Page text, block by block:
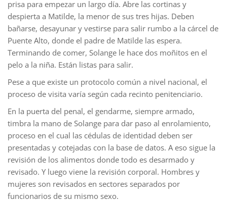
prisa para empezar un largo día. Abre las cortinas y
despierta a Matilde, la menor de sus tres hijas. Deben
bañarse, desayunar y vestirse para salir rumbo a la cárcel de
Puente Alto, donde el padre de Matilde las espera.
Terminando de comer, Solange le hace dos moñitos en el
pelo a la niña. Están listas para salir.
Pese a que existe un protocolo común a nivel nacional, el
proceso de visita varía según cada recinto penitenciario.
En la puerta del penal, el gendarme, siempre armado,
timbra la mano de Solange para dar paso al enrolamiento,
proceso en el cual las cédulas de identidad deben ser
presentadas y cotejadas con la base de datos. A eso sigue la
revisión de los alimentos donde todo es desarmado y
revisado. Y luego viene la revisión corporal. Hombres y
mujeres son revisados en sectores separados por
funcionarios de su mismo sexo.